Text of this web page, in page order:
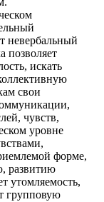
невербальный
позволяет
искать
свои
чувств,
уровне
форме,
развитию
утомляемость,
групповую